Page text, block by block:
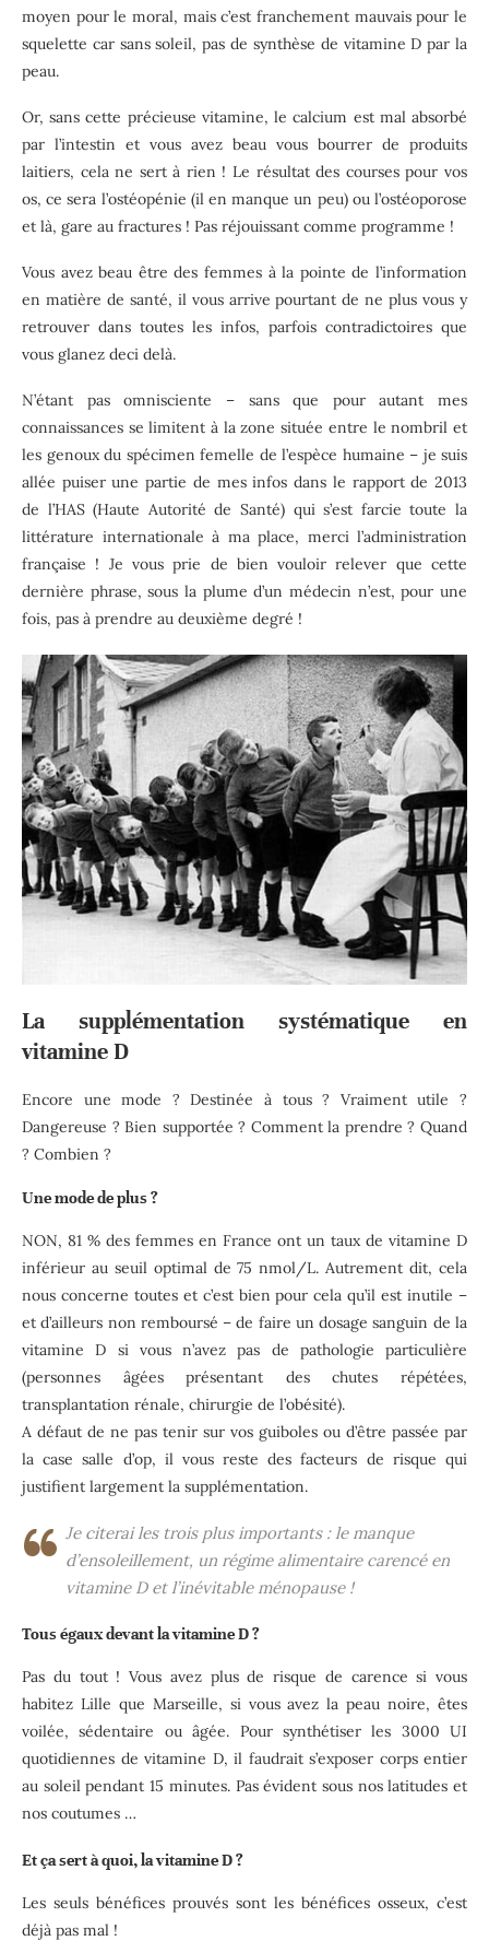
moyen pour le moral, mais c’est franchement mauvais pour le
squelette car sans soleil, pas de synthèse de vitamine D par la
peau.
Or, sans cette précieuse vitamine, le calcium est mal absorbé
par l’intestin et vous avez beau vous bourrer de produits
laitiers, cela ne sert à rien ! Le résultat des courses pour vos
os, ce sera l’ostéopénie (il en manque un peu) ou l’ostéoporose
et là, gare au fractures ! Pas réjouissant comme programme !
Vous avez beau être des femmes à la pointe de l’information
en matière de santé, il vous arrive pourtant de ne plus vous y
retrouver dans toutes les infos, parfois contradictoires que
vous glanez deci delà.
N’étant pas omnisciente – sans que pour autant mes
connaissances se limitent à la zone située entre le nombril et
les genoux du spécimen femelle de l’espèce humaine – je suis
allée puiser une partie de mes infos dans le rapport de 2013
de l’HAS (Haute Autorité de Santé) qui s’est farcie toute la
littérature internationale à ma place, merci l’administration
française ! Je vous prie de bien vouloir relever que cette
dernière phrase, sous la plume d’un médecin n’est, pour une
fois, pas à prendre au deuxième degré !
La supplémentation systématique en
vitamine D
Encore une mode ? Destinée à tous ? Vraiment utile ?
Dangereuse ? Bien supportée ? Comment la prendre ? Quand
? Combien ?
Une mode de plus ?
NON, 81 % des femmes en France ont un taux de vitamine D
inférieur au seuil optimal de 75 nmol/L. Autrement dit, cela
nous concerne toutes et c’est bien pour cela qu’il est inutile –
et d’ailleurs non remboursé – de faire un dosage sanguin de la
vitamine D si vous n’avez pas de pathologie particulière
(personnes âgées présentant des chutes répétées,
transplantation rénale, chirurgie de l’obésité).
A défaut de ne pas tenir sur vos guiboles ou d’être passée par
la case salle d’op, il vous reste des facteurs de risque qui
justifient largement la supplémentation.
Je citerai les trois plus importants : le manque
d’ensoleillement, un régime alimentaire carencé en
vitamine D et l’inévitable ménopause !
Tous égaux devant la vitamine D ?
Pas du tout ! Vous avez plus de risque de carence si vous
habitez Lille que Marseille, si vous avez la peau noire, êtes
voilée, sédentaire ou âgée. Pour synthétiser les 3000 UI
quotidiennes de vitamine D, il faudrait s’exposer corps entier
au soleil pendant 15 minutes. Pas évident sous nos latitudes et
nos coutumes …
Et ça sert à quoi, la vitamine D ?
Les seuls bénéfices prouvés sont les bénéfices osseux, c’est
déjà pas mal !